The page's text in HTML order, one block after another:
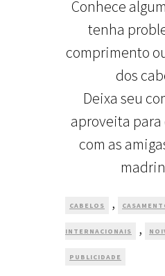
Conhece
tenha
comprimento
dos
Deixa seu
aproveita
com as
CABELOS ,
INTERNACIONAIS ,
PUBLICIDADE